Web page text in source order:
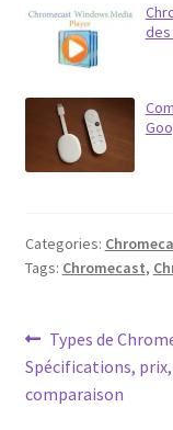
des
Categories:
Tags: Chromecast,
Post
navigation
Previous
post:
Types de
Spécifications, prix,
comparaison